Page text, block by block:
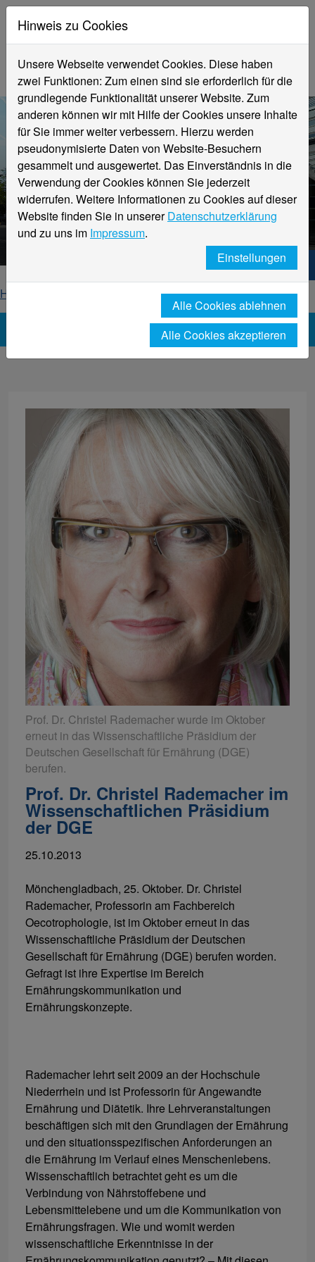
Aktuelle Meldungen
Hochschule Niederrhein
Hochschule Niederrhein. Dein Weg.
Home
News-Detailseite
Prof. Dr. Christel Rademacher wurde im Oktober
erneut in das Wissenschaftliche Präsidium der
Deutschen Gesellschaft für Ernährung (DGE)
berufen.
Prof. Dr. Christel Rademacher im
Wissenschaftlichen Präsidium
der DGE
25.10.2013
Mönchengladbach, 25. Oktober. Dr. Christel
Rademacher, Professorin am Fachbereich
Oecotrophologie, ist im Oktober erneut in das
Wissenschaftliche Präsidium der Deutschen
Gesellschaft für Ernährung (DGE) berufen worden.
Gefragt ist ihre Expertise im Bereich
Ernährungskommunikation und
Ernährungskonzepte.
Rademacher lehrt seit 2009 an der Hochschule
Niederrhein und ist Professorin für Angewandte
Ernährung und Diätetik. Ihre Lehrveranstaltungen
beschäftigen sich mit den Grundlagen der Ernährung
und den situationsspezifischen Anforderungen an
die Ernährung im Verlauf eines Menschenlebens.
Wissenschaftlich betrachtet geht es um die
Verbindung von Nährstoffebene und
Lebensmittelebene und um die Kommunikation von
Ernährungsfragen. Wie und womit werden
wissenschaftliche Erkenntnisse in der
Hinweis zu Cookies
Unsere Webseite verwendet Cookies. Diese haben
zwei Funktionen: Zum einen sind sie erforderlich für die
grundlegende Funktionalität unserer Website. Zum
anderen können wir mit Hilfe der Cookies unsere Inhalte
für Sie immer weiter verbessern. Hierzu werden
pseudonymisierte Daten von Website-Besuchern
gesammelt und ausgewertet. Das Einverständnis in die
Verwendung der Cookies können Sie jederzeit
widerrufen. Weitere Informationen zu Cookies auf dieser
Website finden Sie in unsererDatenschutzerklärung
und zu uns im Impressum.
Einstellungen
Alle Cookies ablehnen
Alle Cookies akzeptieren